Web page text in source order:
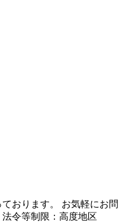
おります。 お気軽にお問
令等制限：高度地区